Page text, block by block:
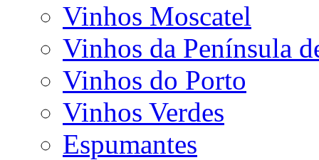
Vinhos Moscatel
Vinhos da Península
Vinhos do Porto
Vinhos Verdes
Espumantes